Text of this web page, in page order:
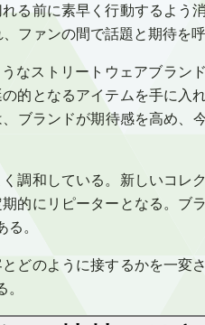
る前に素早く行動するよう
ファンの間で話題と期待を呼
なストリートウェアブラン
的となるアイテムを手に入
ブランドが期待感を高め、
調和している。新しいコレ
的にリピーターとなる。ブ
。
どのように接するかを一変さ